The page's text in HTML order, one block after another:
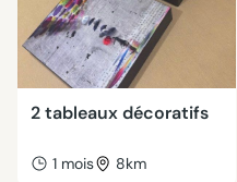
2 tableaux décoratifs
1 mois 8km